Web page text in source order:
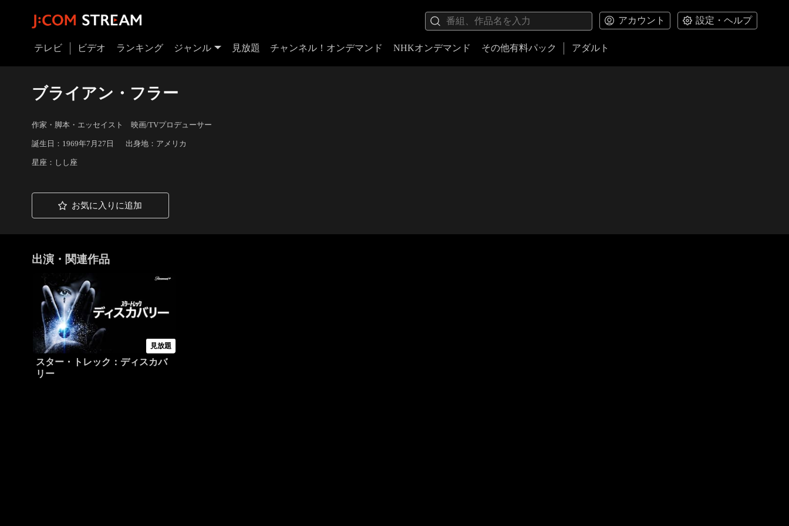
アカウント 設定・ヘルプ
テレビ ビデオ ランキング ジャンル 見放題 チャンネル！オンデマンド NHKオンデマンド その他有料パック アダルト
ブライアン・フラー
作家・脚本・エッセイスト 映画/TVプロデューサー
誕生日：1969年7月27日 出身地：アメリカ
星座：しし座
お気に入りに追加
出演・関連作品
見放題
スター・トレック：ディスカバ
リー